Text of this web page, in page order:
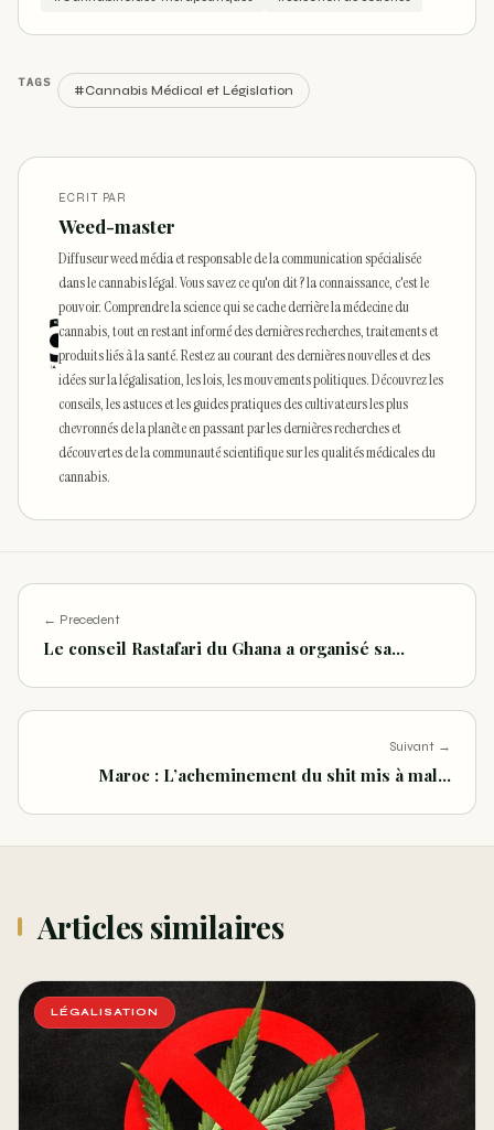
TAGS
#Cannabis Médical et Législation
ECRIT PAR
Weed-master
Diffuseur weed média et responsable de la communication spécialisée
dans le cannabis légal. Vous savez ce qu'on dit ? la connaissance, c'est le
pouvoir. Comprendre la science qui se cache derrière la médecine du
cannabis, tout en restant informé des dernières recherches, traitements et
produits liés à la santé. Restez au courant des dernières nouvelles et des
idées sur la légalisation, les lois, les mouvements politiques. Découvrez les
conseils, les astuces et les guides pratiques des cultivateurs les plus
chevronnés de la planète en passant par les dernières recherches et
découvertes de la communauté scientifique sur les qualités médicales du
cannabis.
← Precedent
Le conseil Rastafari du Ghana a organisé sa…
Suivant →
Maroc : L’acheminement du shit mis à mal…
Articles similaires
LÉGALISATION